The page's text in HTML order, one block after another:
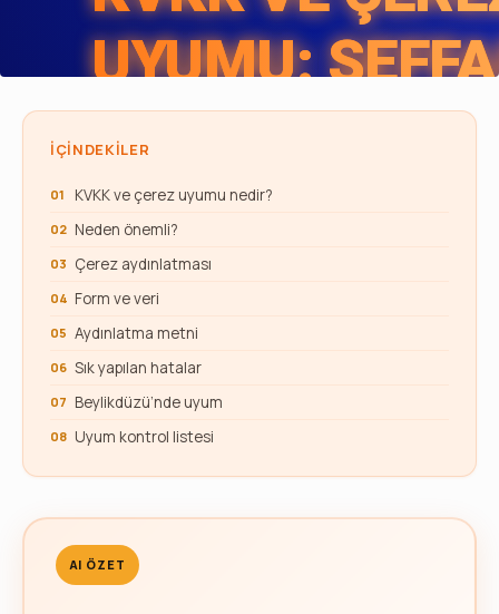
İÇINDEKILER
KVKK ve çerez uyumu nedir?
Neden önemli?
Çerez aydınlatması
Form ve veri
Aydınlatma metni
Sık yapılan hatalar
Beylikdüzü’nde uyum
Uyum kontrol listesi
AI ÖZET